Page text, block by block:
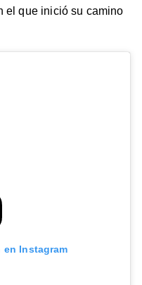
el que inició su camino
en Instagram